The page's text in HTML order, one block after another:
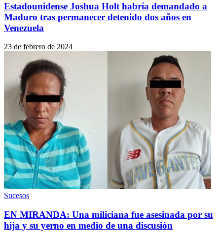
Estadounidense Joshua Holt habría demandado a
Maduro tras permanecer detenido dos años en
Venezuela
23 de febrero de 2024
Sucesos
EN MIRANDA: Una miliciana fue asesinada por su
hija y su yerno en medio de una discusión